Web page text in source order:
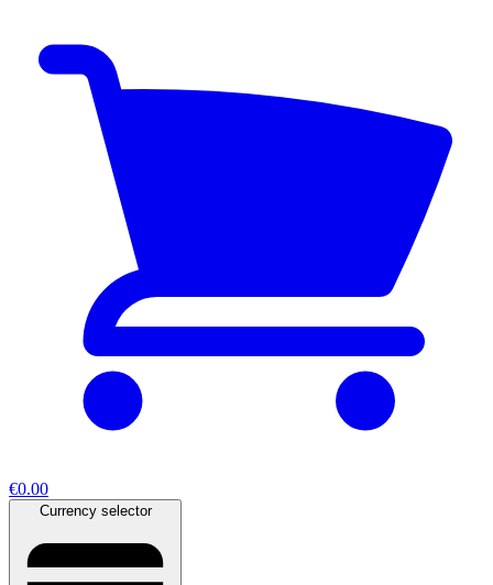
€0.00
Currency selector